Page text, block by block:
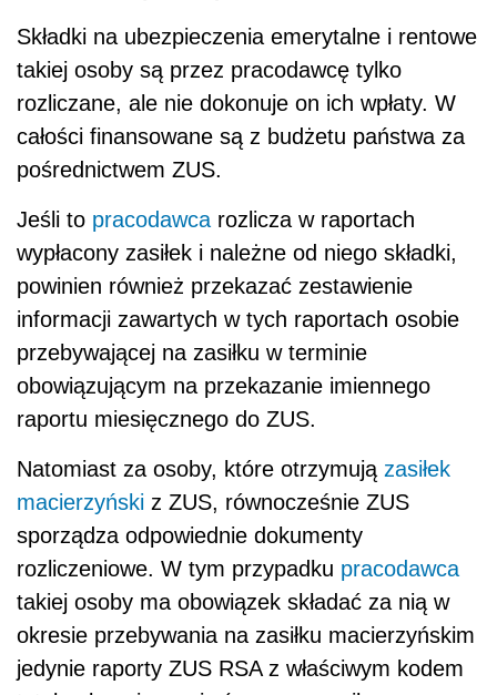
Składki na ubezpieczenia emerytalne i rentowe
takiej osoby są przez pracodawcę tylko
rozliczane, ale nie dokonuje on ich wpłaty. W
całości finansowane są z budżetu państwa za
pośrednictwem ZUS.
Jeśli to pracodawca rozlicza w raportach
wypłacony zasiłek i należne od niego składki,
powinien również przekazać zestawienie
informacji zawartych w tych raportach osobie
przebywającej na zasiłku w terminie
obowiązującym na przekazanie imiennego
raportu miesięcznego do ZUS.
Natomiast za osoby, które otrzymują zasiłek
macierzyński z ZUS, równocześnie ZUS
sporządza odpowiednie dokumenty
rozliczeniowe. W tym przypadku pracodawca
takiej osoby ma obowiązek składać za nią w
okresie przebywania na zasiłku macierzyńskim
jedynie raporty ZUS RSA z właściwym kodem